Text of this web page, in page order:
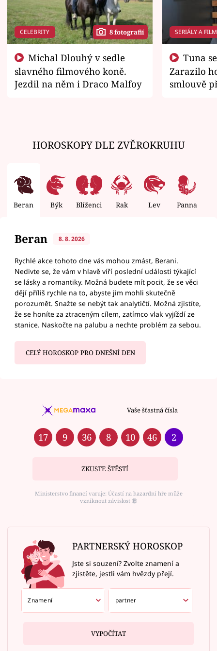
CELEBRITY 8 fotografií
slavného filmového koně.
Jezdil na něm i Draco Malfoy
SERIÁLY A
Zarazilo
smlouvě
HOROSKOPY DLE ZVĚROKRUHU
Beran Býk Blíženci Rak Lev Panna
Beran 8. 8. 2026
Rychlé akce tohoto dne vás mohou zmást, Berani.
Nedivte se, že vám v hlavě víří poslední události týkající
se lásky a romantiky. Možná budete mít pocit, že se věci
dějí příliš rychle na to, abyste jim mohli skutečně
porozumět. Snažte se nebýt tak analytičtí. Možná zjistíte,
že se honíte za ztraceným cílem, zatímco vlak vyjíždí ze
stanice. Naskočte na palubu a nechte problém za sebou.
CELÝ HOROSKOP PRO DNEŠNÍ DEN
Vaše šťastná čísla
17 9 36 8 10 46 2
ZKUSTE ŠTĚSTÍ
Ministerstvo financí varuje: Účastí na hazardní hře může
vzniknout závislost ⑱
PARTNERSKÝ HOROSKOP
Jste si souzení? Zvolte znamení a
zjistěte, jestli vám hvězdy přejí.
VYPOČÍTAT